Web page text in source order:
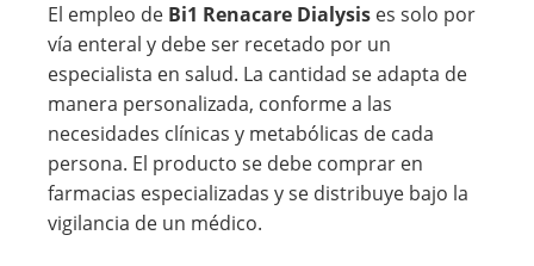
El empleo de Bi1 Renacare Dialysis es solo por
vía enteral y debe ser recetado por un
especialista en salud. La cantidad se adapta de
manera personalizada, conforme a las
necesidades clínicas y metabólicas de cada
persona. El producto se debe comprar en
farmacias especializadas y se distribuye bajo la
vigilancia de un médico.